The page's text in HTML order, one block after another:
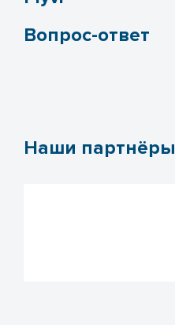
Вопрос-ответ
Наши партнёры